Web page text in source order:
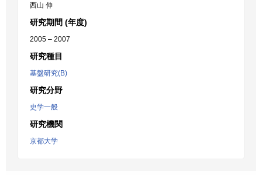
西山 伸
研究期間 (年度)
2005 – 2007
研究種目
基盤研究(B)
研究分野
史学一般
研究機関
京都大学